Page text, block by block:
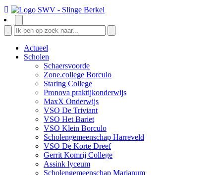
Actueel
Scholen
Schaersvoorde
Zone.college Borculo
Staring College
Pronova praktijkonderwijs
MaxX Onderwijs
VSO De Triviant
VSO Het Bariet
VSO Klein Borculo
Scholengemeenschap Harreveld
VSO De Korte Dreef
Gerrit Komrij College
Assink lyceum
Scholengemeenschap Marianum